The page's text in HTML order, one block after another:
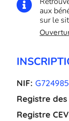

aux
sur le
NIF:
Registre des
Registre